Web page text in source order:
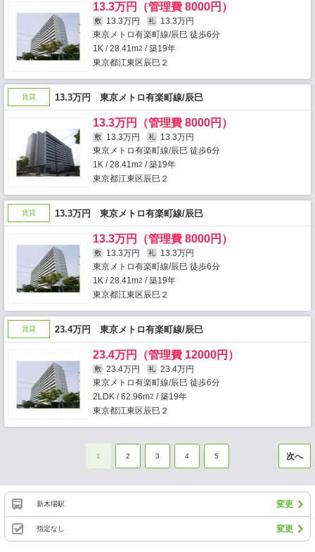
13.3万円（管理費 8000円）
敷 13.3万円 礼
13.3万円
東京メトロ有楽町線/辰巳 徒歩6分
1K / 28.41m2 / 築19年
東京都江東区辰巳２
賃貸 13.3万円 東京メトロ有楽町線/辰巳
13.3万円（管理費 8000円）
敷 13.3万円 礼
13.3万円
東京メトロ有楽町線/辰巳 徒歩6分
1K / 28.41m2 / 築19年
東京都江東区辰巳２
賃貸 13.3万円 東京メトロ有楽町線/辰巳
13.3万円（管理費 8000円）
敷 13.3万円 礼
13.3万円
東京メトロ有楽町線/辰巳 徒歩6分
1K / 28.41m2 / 築19年
東京都江東区辰巳２
賃貸 23.4万円 東京メトロ有楽町線/辰巳
23.4万円（管理費 12000円）
敷 23.4万円 礼
23.4万円
東京メトロ有楽町線/辰巳 徒歩6分
2LDK / 62.96m2 / 築19年
東京都江東区辰巳２
1 2 3 4 5 次へ
新木場駅 変更
指定なし 変更